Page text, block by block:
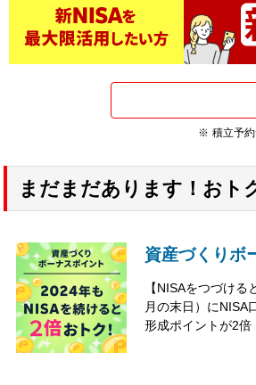
積立予
まだまだあります！おト
資産づくりボ
【NISAをつづけ
月の末日）にNISA
形成ポイントが2倍